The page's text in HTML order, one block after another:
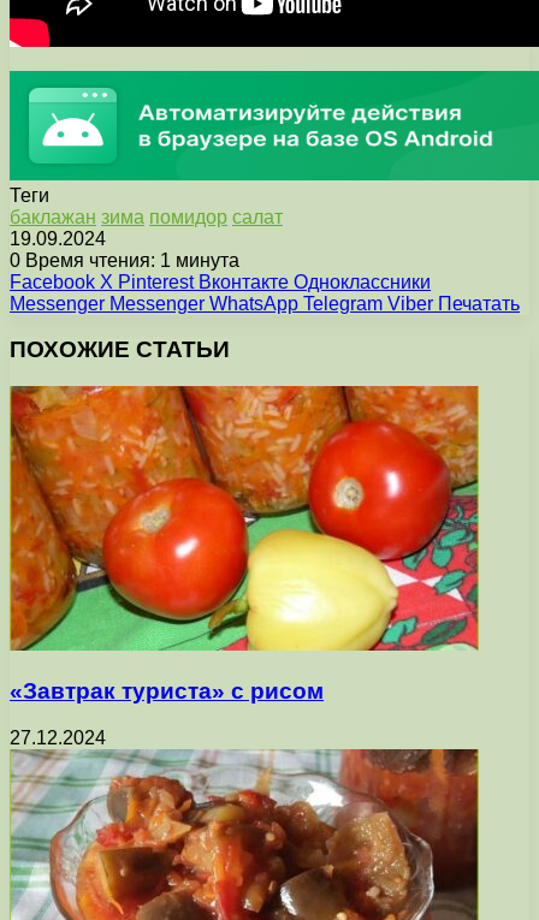
Теги
баклажан зима помидор салат
19.09.2024
0 Время чтения: 1 минута
Facebook X Pinterest Вконтакте Одноклассники
Messenger Messenger WhatsApp Telegram Viber Печатать
ПОХОЖИЕ СТАТЬИ
«Завтрак туриста» с рисом
27.12.2024